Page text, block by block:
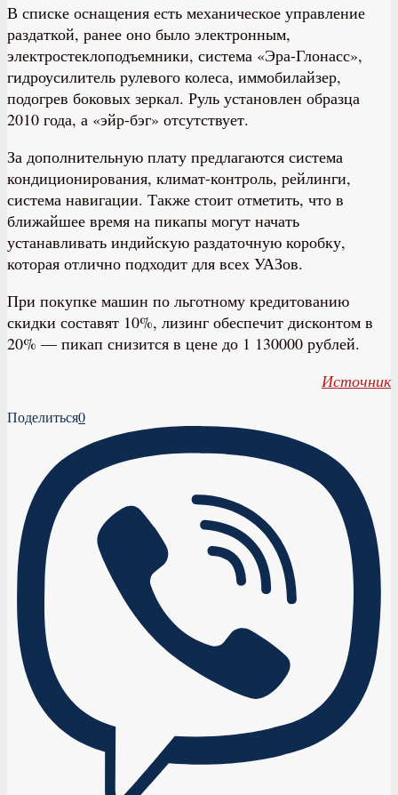
В списке оснащения есть механическое управление
раздаткой, ранее оно было электронным,
электростеклоподъемники, система «Эра-Глонасс»,
гидроусилитель рулевого колеса, иммобилайзер,
подогрев боковых зеркал. Руль установлен образца
2010 года, а «эйр-бэг» отсутствует.
За дополнительную плату предлагаются система
кондиционирования, климат-контроль, рейлинги,
система навигации. Также стоит отметить, что в
ближайшее время на пикапы могут начать
устанавливать индийскую раздаточную коробку,
которая отлично подходит для всех УАЗов.
При покупке машин по льготному кредитованию
скидки составят 10%, лизинг обеспечит дисконтом в
20% — пикап снизится в цене до 1 130000 рублей.
Источник
Поделиться0